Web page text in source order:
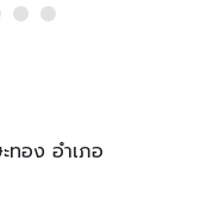
ทอง อำเภอ